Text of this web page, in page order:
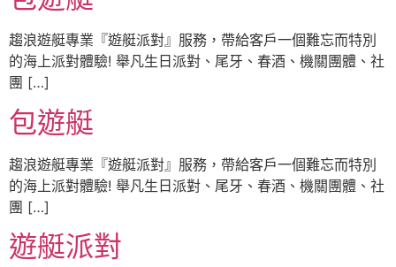
趨浪遊艇專業『遊艇派對』服務，帶給客戶一個難忘而特別
的海上派對體驗! 舉凡生日派對、尾牙、春酒、機關團體、社
團 […]
包遊艇
趨浪遊艇專業『遊艇派對』服務，帶給客戶一個難忘而特別
的海上派對體驗! 舉凡生日派對、尾牙、春酒、機關團體、社
團 […]
遊艇派對